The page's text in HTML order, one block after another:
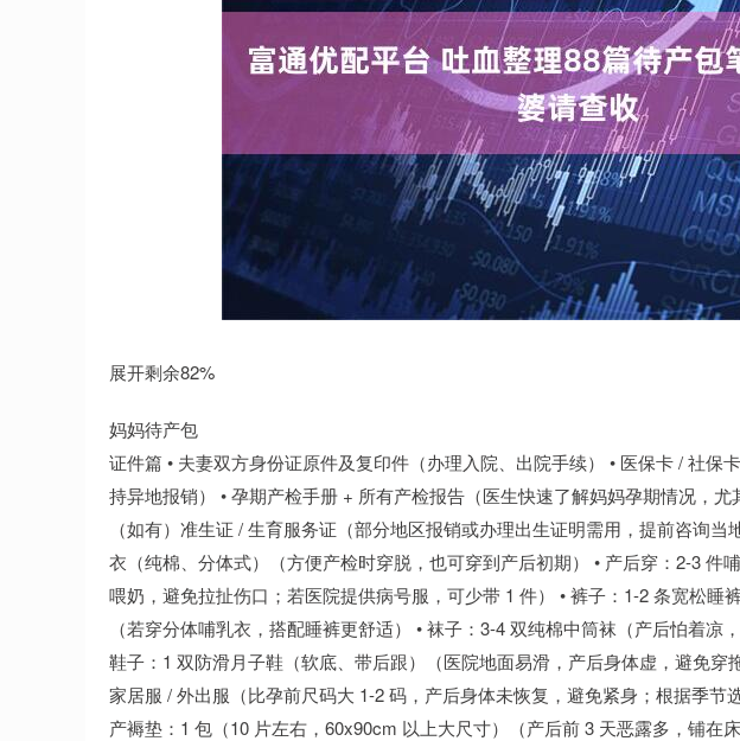
展开剩余82%
妈妈待产包
证件篇 • 夫妻双方身份证原件及复印件（办理入院、出院手续） • 医保卡 / 社保
持异地报销） • 孕期产检手册 + 所有产检报告（医生快速了解妈妈孕期情况，
（如有）准生证 / 生育服务证（部分地区报销或办理出生证明需用，提前咨询当
衣（纯棉、分体式）（方便产检时穿脱，也可穿到产后初期） • 产后穿：2-3 件
喂奶，避免拉扯伤口；若医院提供病号服，可少带 1 件） • 裤子：1-2 条宽松睡
（若穿分体哺乳衣，搭配睡裤更舒适） • 袜子：3-4 双纯棉中筒袜（产后怕着凉
鞋子：1 双防滑月子鞋（软底、带后跟）（医院地面易滑，产后身体虚，避免穿
家居服 / 外出服（比孕前尺码大 1-2 码，产后身体未恢复，避免紧身；根据季节
产褥垫：1 包（10 片左右，60x90cm 以上大尺寸）（产后前 3 天恶露多，铺在